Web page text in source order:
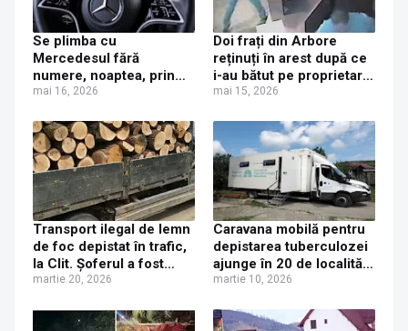
Se plimba cu
Mercedesul fără
numere, noaptea, prin
Arbore, dar a fost văzut
dosar penal
mai 16, 2026
Doi frați din Arbore
reținuți în arest după ce
i-au bătut pe proprietarii
unui magazin din
mai 15, 2026
Transport ilegal de lemn
de foc depistat în trafic,
la Clit. Șoferul a fost
amendat și a fost lăsat
de înmatriculare
martie 20, 2026
Caravana mobilă pentru
depistarea tuberculozei
ajunge în 20 de localități
din Suceava, începând
martie 10, 2026